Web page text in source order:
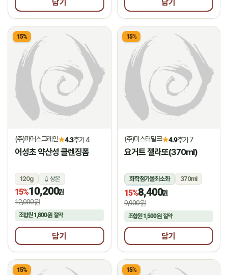
담기 담기
15%
(주)파머스그레인★4.3후기 4
어성초 약산성 클렌징폼
120g 상온
15%10,200원
12,000원
조합원1,800원 절약
담기
15%
(주)미스터밀크★4.9후기 7
요거트 젤라또(370ml)
화학첨가물최소화
370ml
냉동
15%8,400원
9,900원
조합원1,500원절약
담기
15% 15%